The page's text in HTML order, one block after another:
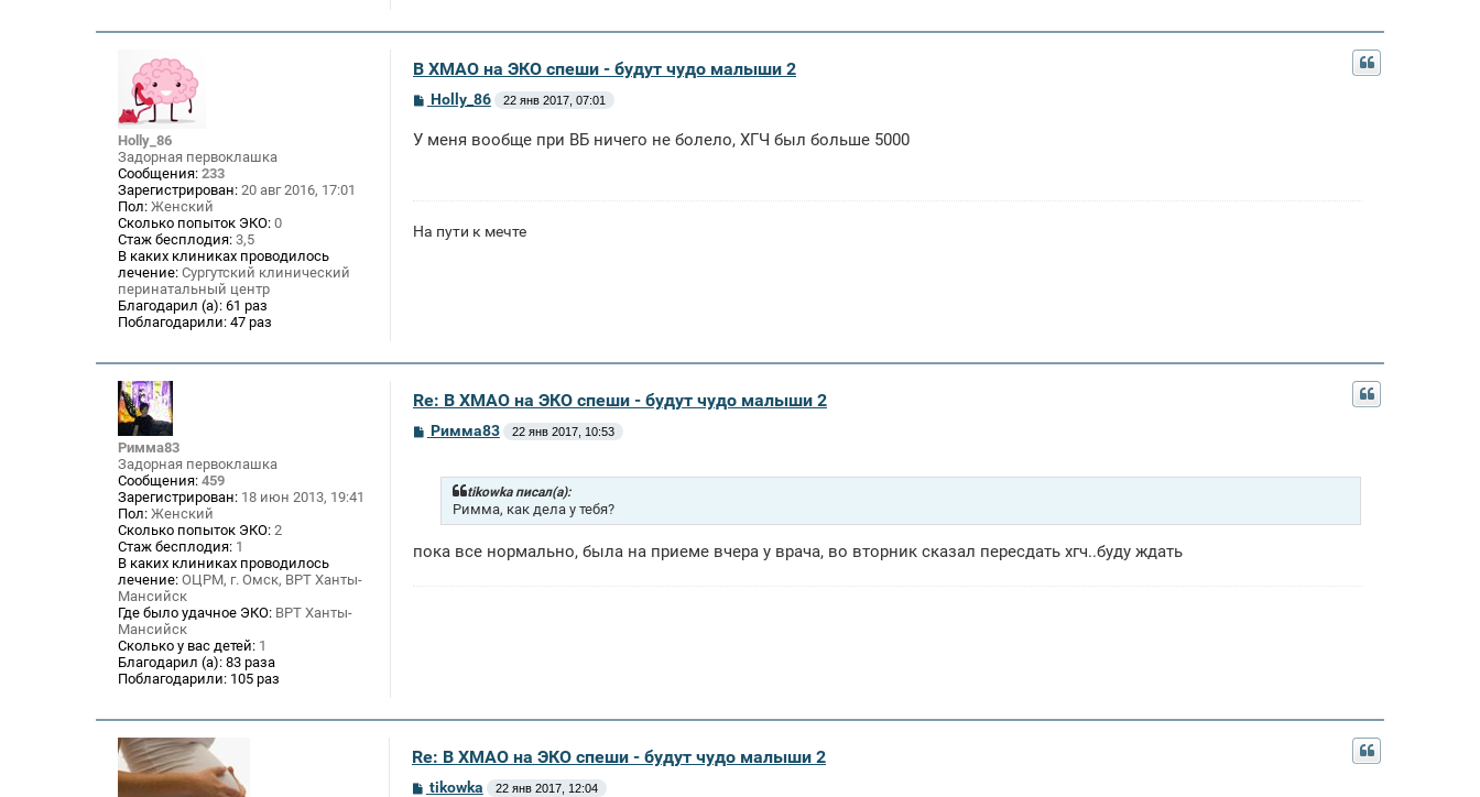
Holly_86
Задорная первоклашка
Сообщения: 233
Зарегистрирован: 20 авг 2016, 17:01
Пол: Женский
Сколько попыток ЭКО: 0
Стаж бесплодия: 3,5
В каких клиниках проводилось
лечение: Сургутский клинический
перинатальный центр
Благодарил (а): 61 раз
Поблагодарили: 47 раз
В ХМАО на ЭКО спеши - будут чудо малыши 2
С
б
Holly_86 22 янв 2017, 07:01
У меня вообще при ВБ ничего не болело, ХГЧ был больше 5000
На пути к мечте
Римма83
Задорная первоклашка
Сообщения: 459
Зарегистрирован: 18 июн 2013, 19:41
Пол: Женский
Сколько попыток ЭКО: 2
Стаж бесплодия: 1
В каких клиниках проводилось
лечение: ОЦРМ, г. Омск, ВРТ Ханты-
Мансийск
Где было удачное ЭКО: ВРТ Ханты-
Мансийск
Сколько у вас детей: 1
Благодарил (а): 83 раза
Поблагодарили: 105 раз
Re: В ХМАО на ЭКО спеши - будут чудо малыши 2
С
е
Римма83 22 янв 2017, 10:53
tikowka писал(а):
Римма, как дела у тебя?
пока все нормально, была на приеме вчера у врача, во вторник сказал пересдать хгч..буду ждать
Re: В ХМАО на ЭКО спеши - будут чудо малыши 2
Сtikowka 22 янв 2017, 12:04